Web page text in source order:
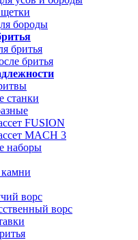
бороды
бритья
бритья
станки
FUSION
MACH 3
наборы
ворс
ворс